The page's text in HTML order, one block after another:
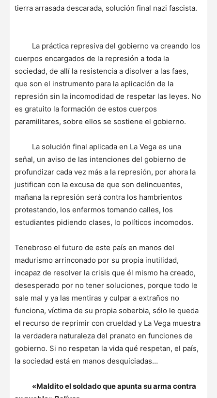
tierra arrasada descarada, solución final nazi fascista.
La práctica represiva del gobierno va creando los
cuerpos encargados de la represión a toda la
sociedad, de allí la resistencia a disolver a las faes,
que son el instrumento para la aplicación de la
represión sin la incomodidad de respetar las leyes. No
es gratuito la formación de estos cuerpos
paramilitares, sobre ellos se sostiene el gobierno.
La solución final aplicada en La Vega es una
señal, un aviso de las intenciones del gobierno de
profundizar cada vez más a la represión, por ahora la
justifican con la excusa de que son delincuentes,
mañana la represión será contra los hambrientos
protestando, los enfermos tomando calles, los
estudiantes pidiendo clases, lo políticos incomodos.
Tenebroso el futuro de este país en manos del
madurismo arrinconado por su propia inutilidad,
incapaz de resolver la crisis que él mismo ha creado,
desesperado por no tener soluciones, porque todo le
sale mal y ya las mentiras y culpar a extraños no
funciona, víctima de su propia soberbia, sólo le queda
el recurso de reprimir con crueldad y La Vega muestra
la verdadera naturaleza del pranato en funciones de
gobierno. Si no respetan la vida qué respetan, el país,
la sociedad está en manos desquiciadas…
«Maldito el soldado que apunta su arma contra